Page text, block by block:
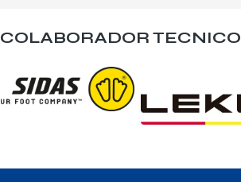
COLABORADOR TECNICO